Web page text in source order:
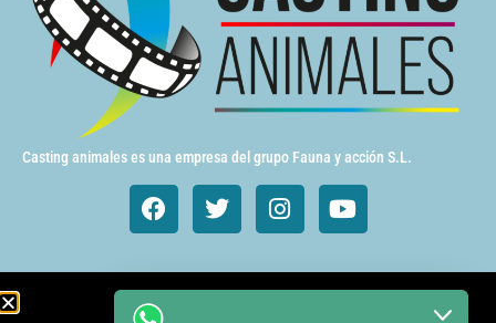
Casting animales es una empresa del grupo Fauna y acción S.L.
Animales de cine y TV